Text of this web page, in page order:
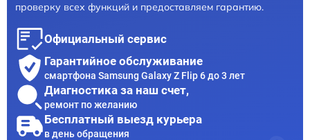
проверку всех функций и предоставляем гарантию.
Официальный сервис
Гарантийное обслуживание
смартфона Samsung Galaxy Z Flip 6 до 3 лет
Диагностика за наш счет,
ремонт по желанию
Бесплатный выезд курьера
в день обращения